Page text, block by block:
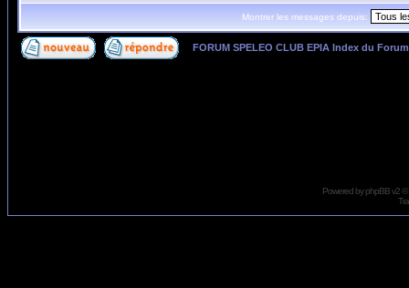
Montrer les messages depuis:
FORUM SPELEO CLUB EPIA Index du Forum
Powered byphpBBv2 ©